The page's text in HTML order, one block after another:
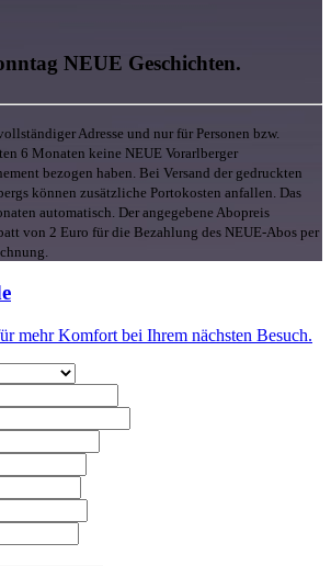
NEUE Geschichten.
Adresse und nur für Personen bzw.
6 Monaten keine NEUE Vorarlberger
bezogen haben. Bei Versand der gedruckten
können zusätzliche Portokosten anfallen. Das
automatisch. Der angegebene Abopreis
von 2 Euro für die Bezahlung des NEUE-Abos per
mehr Komfort bei Ihrem nächsten Besuch.